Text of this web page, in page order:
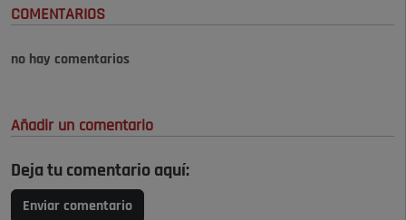
COMENTARIOS
no hay comentarios
Añadir un comentario
Deja tu comentario aquí:
Enviar comentario